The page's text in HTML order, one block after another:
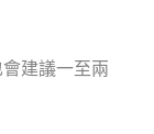
建議一至兩